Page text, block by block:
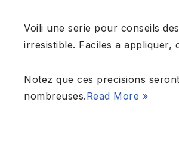
Voili une serie pour conseils
irresistible. Faciles a appliquer,
Notez que ces precisions
nombreuses.Read More »